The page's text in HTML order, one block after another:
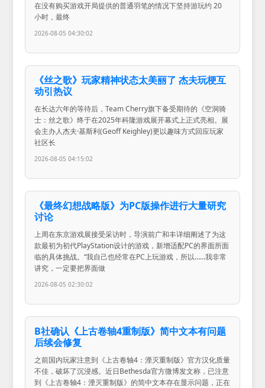
在没有购买游戏开局提供的普通羽笔的情况下坚持游玩约 20
小时，最终
2026-08-05 04:30:02
《丝之歌》玩家精神状态太美丽了 杰夫玩梗互
动引热议
在长达六年的等待后，Team Cherry旗下备受期待的《空洞骑
士：丝之歌》终于在2025年科隆游戏展开幕式上正式亮相。展
会主办人杰夫·基斯利(Geoff Keighley)更以趣味方式回应玩家
社区长
2026-08-05 04:15:02
《最终幻想战略版》为PC版操作进行大量研究
讨论
上周在东京游戏展接受采访时，导演前广和丰详细阐述了为这
款最初为初代PlayStation设计的游戏，新增适配PC的界面所面
临的具体挑战。“我自己也经常在PC上玩游戏，所以……我非常
讲究，一定要把界面做
2026-08-05 02:30:02
B社确认《上古卷轴4重制版》简中文本有问题
后续会修复
之前国内玩家注意到《上古卷轴4：湮灭重制版》官方汉化质量
不佳，破坏了沉浸感。近日Bethesda官方微博发文称，已注意
到《上古卷轴4：湮灭重制版》的简中文本存在显示问题，正在